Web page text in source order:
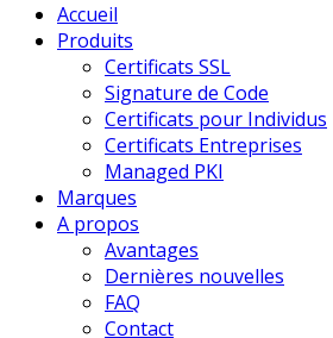
Accueil
Produits
Certificats SSL
Signature de Code
Certificats pour Individus
Certificats Entreprises
Managed PKI
Marques
A propos
Avantages
Dernières nouvelles
FAQ
Contact